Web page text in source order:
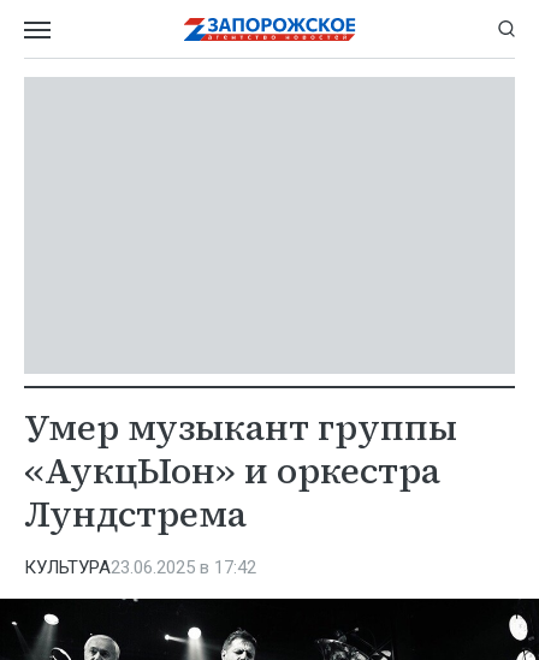
Умер музыкант группы
«АукцЫон» и оркестра
Лундстрема
КУЛЬТУРА23.06.2025 в 17:42